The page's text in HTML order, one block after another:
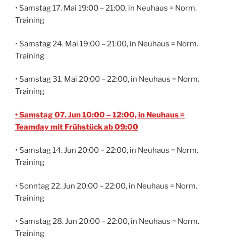
• Samstag 17. Mai 19:00 – 21:00, in Neuhaus = Norm.
Training
• Samstag 24. Mai 19:00 – 21:00, in Neuhaus = Norm.
Training
• Samstag 31. Mai 20:00 – 22:00, in Neuhaus = Norm.
Training
• Samstag 07. Jun 10:00 – 12:00, in Neuhaus =
Teamday mit Frühstück ab 09:00
• Samstag 14. Jun 20:00 – 22:00, in Neuhaus = Norm.
Training
• Sonntag 22. Jun 20:00 – 22:00, in Neuhaus = Norm.
Training
• Samstag 28. Jun 20:00 – 22:00, in Neuhaus = Norm.
Training